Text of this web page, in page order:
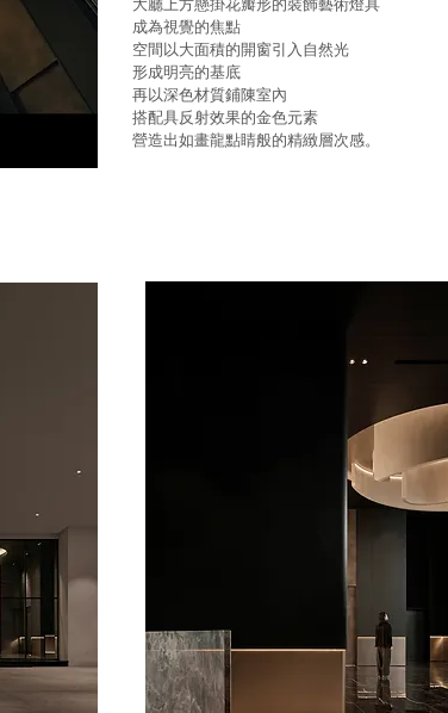
大廳上方懸掛花瓣形的裝飾藝術燈具
成為視覺的焦點
空間以大面積的開窗引入自然光
形成明亮的基底
再以深色材質鋪陳室內
搭配具反射效果的金色元素
營造出如畫龍點睛般的精緻層次感。